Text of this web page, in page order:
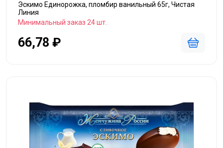
Эскимо Единорожка, пломбир ванильный 65г, Чистая
Линия
Минимальный заказ 24 шт.
66,78 ₽